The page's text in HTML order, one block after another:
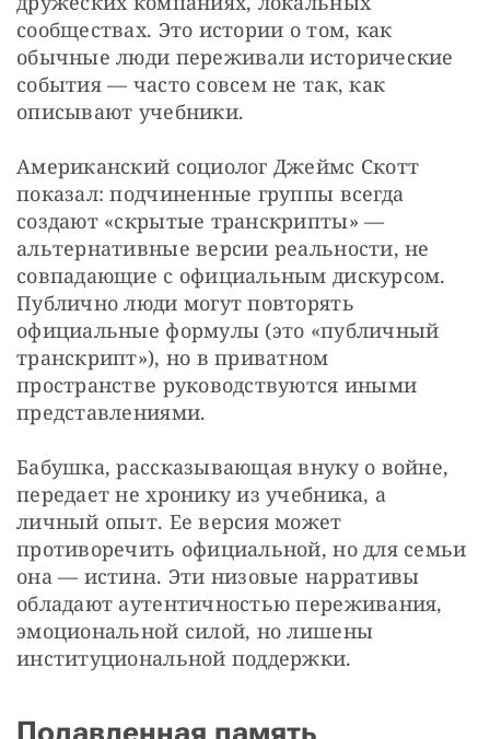
сообществах. Это истории о том, как
обычные люди переживали исторические
события — часто совсем не так, как
описывают учебники.
Американский социолог Джеймс Скотт
показал: подчиненные группы всегда
создают «скрытые транскрипты» —
альтернативные версии реальности, не
совпадающие с официальным дискурсом.
Публично люди могут повторять
официальные формулы (это «публичный
транскрипт»), но в приватном
пространстве руководствуются иными
представлениями.
Бабушка, рассказывающая внуку о войне,
передает не хронику из учебника, а
личный опыт. Ее версия может
противоречить официальной, но для семьи
она — истина. Эти низовые нарративы
обладают аутентичностью переживания,
эмоциональной силой, но лишены
институциональной поддержки.